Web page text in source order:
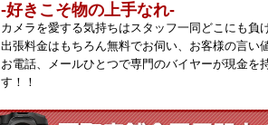
‐好きこそ物の上手なれ‐
カメラを愛する気持ちはスタッフ一同どこにも負
出張料金はもちろん無料でお伺い、お客様の言い
お電話、メールひとつで専門のバイヤーが現金を
す！！